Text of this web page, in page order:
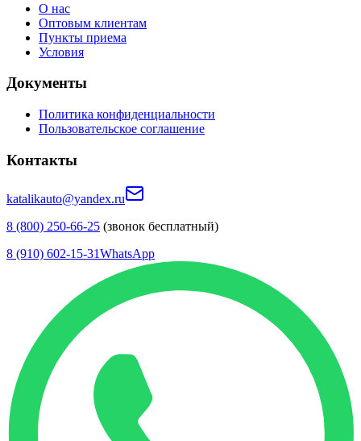
О нас
Оптовым клиентам
Пункты приема
Условия
Документы
Политика конфиденциальности
Пользовательское соглашение
Контакты
katalikauto@yandex.ru
8 (800) 250-66-25 (звонок бесплатный)
8 (910) 602-15-31WhatsApp